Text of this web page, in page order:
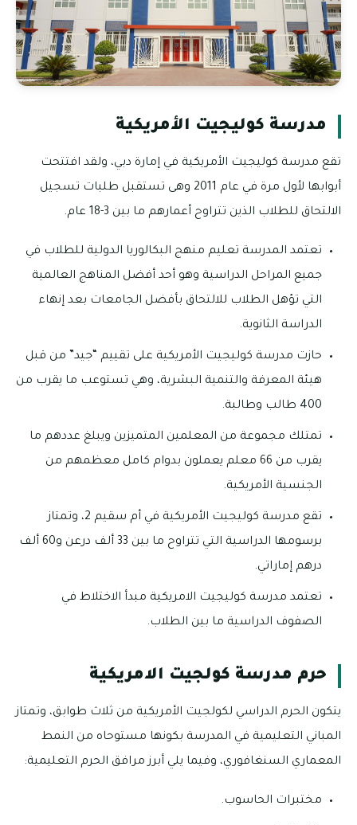
مدرسة كوليجيت الأمريكية
تقع مدرسة كوليجيت الأمريكية في إمارة دبي، ولقد افتتحت
أبوابها لأول مرة في عام 2011 وهى تستقبل طلبات تسجيل
الالتحاق للطلاب الذين تتراوح أعمارهم ما بين 3-18 عام.
تعتمد المدرسة تعليم منهج البكالوريا الدولية للطلاب في
جميع المراحل الدراسية وهو أحد أفضل المناهج العالمية
التي تؤهل الطلاب للالتحاق بأفضل الجامعات بعد إنهاء
الدراسة الثانوية.
حازت مدرسة كوليجيت الأمريكية على تقييم “جيد” من قبل
هيئة المعرفة والتنمية البشرية، وهي تستوعب ما يقرب من
400 طالب وطالبة.
تمتلك مجموعة من المعلمين المتميزين ويبلغ عددهم ما
يقرب من 66 معلم يعملون بدوام كامل معظمهم من
الجنسية الأمريكية.
تقع مدرسة كوليجيت الأمريكية في أم سقيم 2، وتمتاز
برسومها الدراسية التي تتراوح ما بين 33 ألف درعن و60 ألف
درهم إماراتي.
تعتمد مدرسة كوليجيت الامريكية مبدأ الاختلاط في
الصفوف الدراسية ما بين الطلاب.
حرم مدرسة كولجيت الامريكية
يتكون الحرم الدراسي لكولجيت الأمريكية من ثلاث طوابق، وتمتاز
المباني التعليمية في المدرسة بكونها مستوحاه من النمط
المعماري السنغافوري، وفيما يلي أبرز مرافق الحرم التعليمية:
مختبرات الحاسوب.